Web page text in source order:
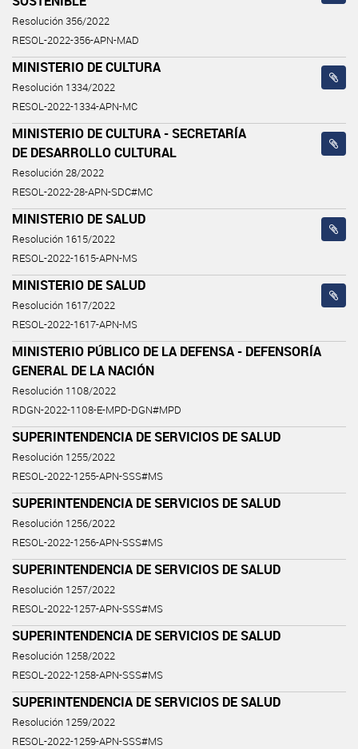
Resolución 356/2022
RESOL-2022-356-APN-MAD
MINISTERIO DE CULTURA
Resolución 1334/2022
RESOL-2022-1334-APN-MC
MINISTERIO DE CULTURA - SECRETARÍA
DE DESARROLLO CULTURAL
Resolución 28/2022
RESOL-2022-28-APN-SDC#MC
MINISTERIO DE SALUD
Resolución 1615/2022
RESOL-2022-1615-APN-MS
MINISTERIO DE SALUD
Resolución 1617/2022
RESOL-2022-1617-APN-MS
MINISTERIO PÚBLICO DE LA DEFENSA - DEFENSORÍA
GENERAL DE LA NACIÓN
Resolución 1108/2022
RDGN-2022-1108-E-MPD-DGN#MPD
SUPERINTENDENCIA DE SERVICIOS DE SALUD
Resolución 1255/2022
RESOL-2022-1255-APN-SSS#MS
SUPERINTENDENCIA DE SERVICIOS DE SALUD
Resolución 1256/2022
RESOL-2022-1256-APN-SSS#MS
SUPERINTENDENCIA DE SERVICIOS DE SALUD
Resolución 1257/2022
RESOL-2022-1257-APN-SSS#MS
SUPERINTENDENCIA DE SERVICIOS DE SALUD
Resolución 1258/2022
RESOL-2022-1258-APN-SSS#MS
SUPERINTENDENCIA DE SERVICIOS DE SALUD
Resolución 1259/2022
RESOL-2022-1259-APN-SSS#MS